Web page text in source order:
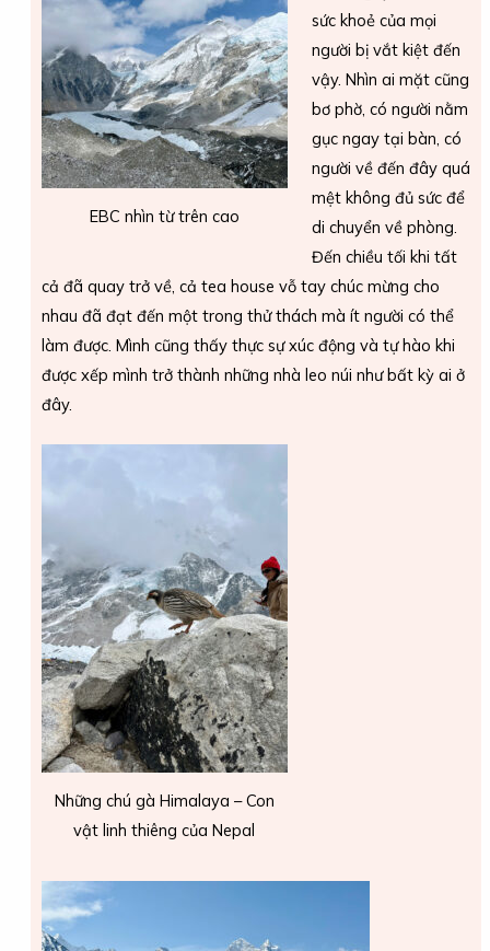
EBC nhìn từ trên cao
sức khoẻ của mọi
người bị vắt kiệt đến
vậy. Nhìn ai mặt cũng
bơ phờ, có người nằm
gục ngay tại bàn, có
người về đến đây quá
mệt không đủ sức để
di chuyển về phòng.
Đến chiều tối khi tất
cả đã quay trở về, cả tea house vỗ tay chúc mừng cho
nhau đã đạt đến một trong thử thách mà ít người có thể
làm được. Mình cũng thấy thực sự xúc động và tự hào khi
được xếp mình trở thành những nhà leo núi như bất kỳ ai ở
đây.
Những chú gà Himalaya – Con
vật linh thiêng của Nepal